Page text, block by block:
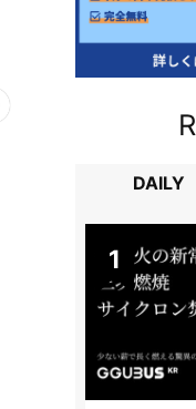
DAILY
DAILY